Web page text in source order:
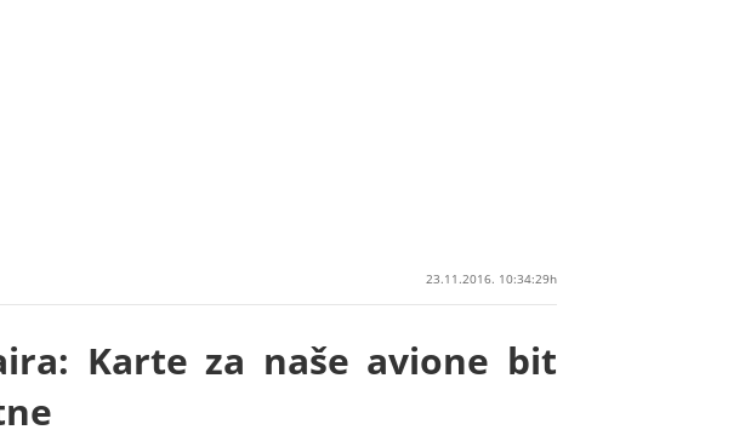
23.11.2016. 10:34:29h
Karte za naše avione bit